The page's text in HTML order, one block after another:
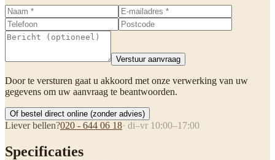
Verstuur aanvraag
Door te versturen gaat u akkoord met onze verwerking van uw
gegevens om uw aanvraag te beantwoorden.
Of bestel direct online (zonder advies)
Liever bellen?020 - 644 06 18· di–vr 10:00–17:00
Specificaties